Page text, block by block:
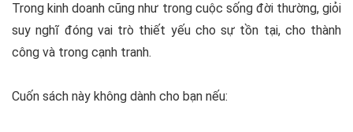
Trong kinh doanh cũng như trong cuộc sống đời thường, giỏi
suy nghĩ đóng vai trò thiết yếu cho sự tồn tại, cho thành
công và trong cạnh tranh.
Cuốn sách này không dành cho bạn nếu: